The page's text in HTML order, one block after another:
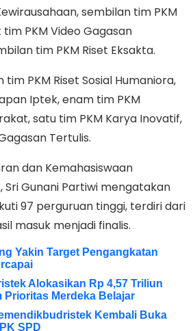
sembilan tim PKM
PKM Video Gagasan
tim PKM Riset Eksakta.
tim PKM Riset Sosial Humaniora,
Iptek, enam tim PKM
satu tim PKM Karya Inovatif,
Tertulis.
dan Kemahasiswaan
Sri Gunani Partiwi mengatakan
97 perguruan tinggi, terdiri dari
masuk menjadi finalis.
Yakin Target Pengangkatan
Alokasikan Rp 4,57 Triliun
Prioritas Merdeka Belajar
Kembali Buka
SPD